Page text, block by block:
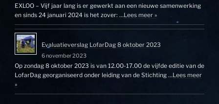
EXLOO – Vijf jaar lang is er gewerkt aan een nieuwe samenwerking
en sinds 24 januari 2024 is het zover: …Lees meer »
Evaluatieverslag LofarDag 8 oktober 2023
6 november 2023
Op zondag 8 oktober 2023 is van 12.00-17.00 de vijfde editie van de
LofarDag georganiseerd onder leiding van de Stichting …Lees meer
»